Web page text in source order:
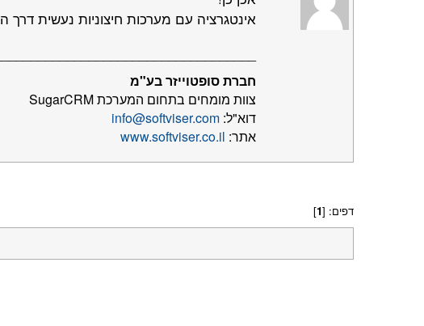
אינטגרציה עם מערכות חיצוניות נעשית דרך ה Logic hook.
חברת סופטוייזר בע"מ
צוות מומחים בתחום המערכת SugarCRM
דוא"ל: info@softviser.com
אתר: www.softviser.co.il
דפים: [1
]